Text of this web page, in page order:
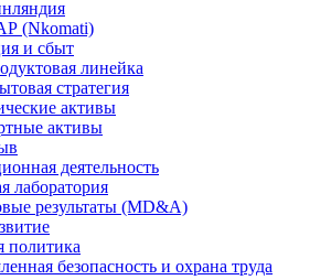
(Nkomati)
и сбыт
линейка
стратегия
активы
активы
деятельность
лаборатория
результаты (MD&A)
политика
безопасность и охрана труда